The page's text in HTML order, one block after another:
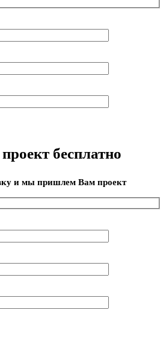
бесплатно
и мы пришлем Вам проект